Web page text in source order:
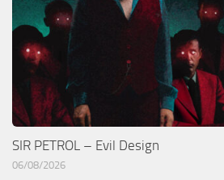
SIR PETROL – Evil Design
06/08/2026